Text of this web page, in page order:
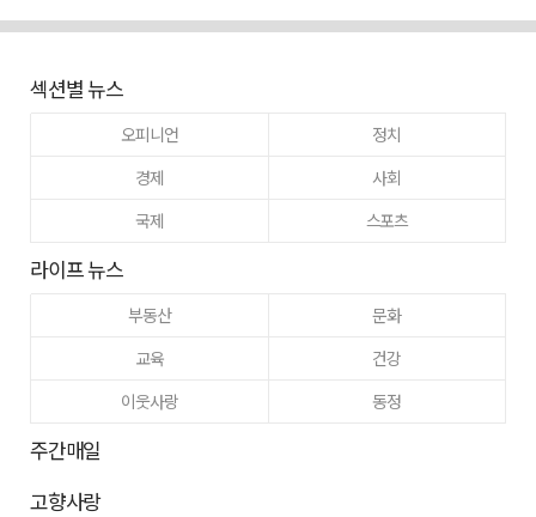
섹션별 뉴스
오피니언
정치
경제
사회
국제
스포츠
라이프 뉴스
부동산
문화
교육
건강
이웃사랑
동정
주간매일
고향사랑